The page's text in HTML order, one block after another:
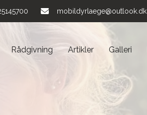
mobildyrlaege@outlook.dk
Rådgivning Artikler Galleri